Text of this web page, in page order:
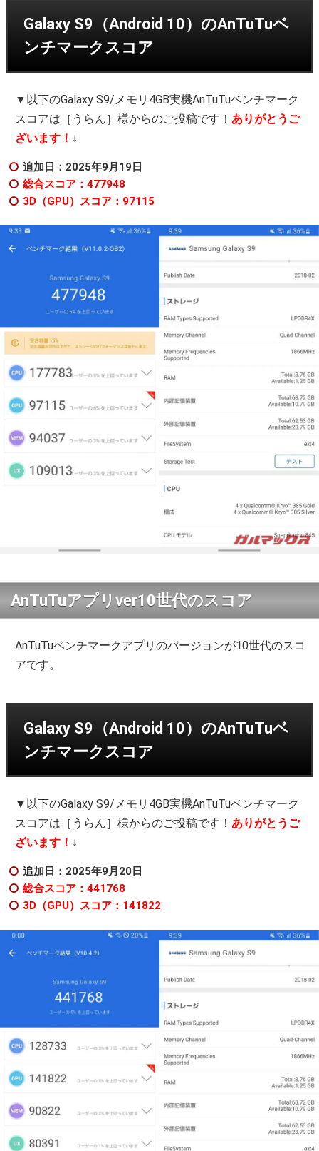
Galaxy S9（Android 10）のAnTuTuベ
ンチマークスコア
▼以下のGalaxy S9/メモリ4GB実機AnTuTuベンチマーク
スコアは［うらん］様からのご投稿です！ ありがとうご
ざいます！ ↓
追加日：2025年9月19日
総合スコア：477948
3D（GPU）スコア：97115
AnTuTuアプリver10世代のスコア
AnTuTuベンチマークアプリのバージョンが10世代のスコ
アです。
Galaxy S9（Android 10）のAnTuTuベ
ンチマークスコア
▼以下のGalaxy S9/メモリ4GB実機AnTuTuベンチマーク
スコアは［うらん］様からのご投稿です！ ありがとうご
ざいます！ ↓
追加日：2025年9月20日
総合スコア：441768
3D（GPU）スコア：141822